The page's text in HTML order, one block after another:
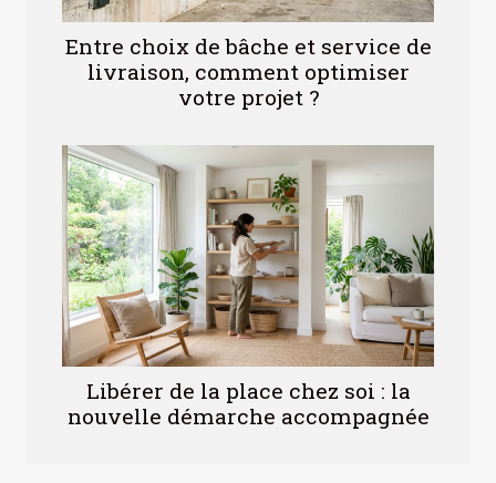
Entre choix de bâche et service de
livraison, comment optimiser
votre projet ?
Libérer de la place chez soi : la
nouvelle démarche accompagnée